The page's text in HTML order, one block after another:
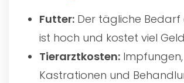
Futter: Der tägliche Bedarf
ist hoch und kostet viel
Tierarztkosten: Impfungen,
Kastrationen und